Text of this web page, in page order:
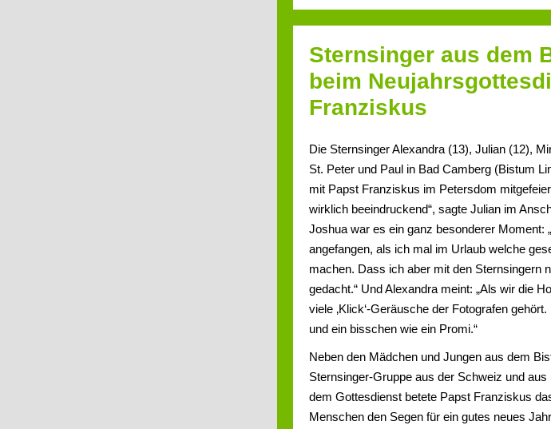
Sternsinger aus dem
beim
Franziskus
Die Sternsinger Alexandra (13), Julian (12),
St. Peter und Paul in Bad Camberg (Bistum
mit Papst Franziskus im Petersdom
wirklich beeindruckend“, sagte Julian im
Joshua war es ein ganz besonderer Moment:
angefangen, als ich mal im Urlaub welche
machen. Dass ich aber mit den Sternsingern
gedacht.“ Und Alexandra meint: „Als wir die
viele ‚Klick‘-Geräusche der Fotografen
und ein bisschen wie ein Promi.“
Neben den Mädchen und Jungen aus dem
Sternsinger-Gruppe aus der Schweiz und
dem Gottesdienst betete Papst Franziskus
Menschen den Segen für ein gutes neues